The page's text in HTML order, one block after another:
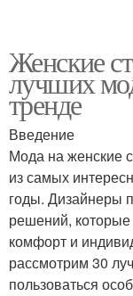
Женские
лучших
тренде
Введение
Мода на женские
из самых
годы. Дизайнеры
решений, которые
комфорт и
рассмотрим 30
пользоваться